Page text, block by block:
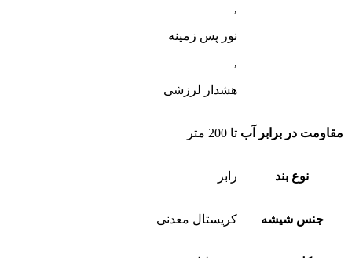
,
نور پس زمینه
,
هشدار لرزشی
مقاومت در برابر آب تا 200 متر
نوع بند رابر
جنس شیشه کریستال معدنی